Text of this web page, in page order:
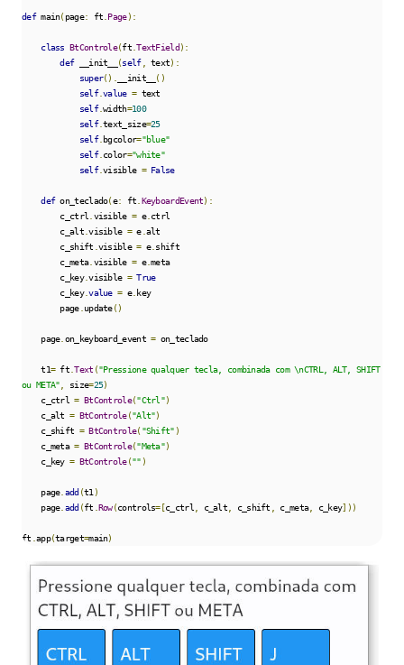
def main(page: ft Page):
class BtControle(ft.TextField):
def __init__ (self, text):
super(). __init__
()
self.value = text
self.width=100
self.text_size=25
self. bgcolor="blue"
self. color="white"
self.visible = False
def on_teclado(e: ft KeyboardEvent):
        c_ctrl
visible = e. ctrl
        c_alt
.visible = e. alt
        c_shift
visible = e. shift
        c_meta
. visible = e.meta
        c_key
.visible = True
        c_key
.value = e. key
        page
. update()
    page
. on_keyboard_event = on_teclado
    t1
= ft .Text ("Pressione qualquer tecla, combinada com \nCTRL, ALT, SHIFT
ou META"
size=25)
    c_ctrl
= BtControle("Ctrl")
    c_alt
= BtControle("Alt")
    c_shift
= BtControle("Shift" )
    c_meta
= BtControle("Meta")
    c_key
= BtControle("" )
    page
. add(t1 )
    page
. add(ft Row(controls=[c_ctrl c_alt c_shift c_meta, c_key]))
ft app(target=main)